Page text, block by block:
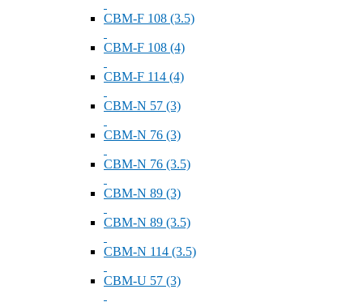
СВМ-F 108 (3.5)
СВМ-F 108 (4)
СВМ-F 114 (4)
СВМ-N 57 (3)
СВМ-N 76 (3)
СВМ-N 76 (3.5)
СВМ-N 89 (3)
СВМ-N 89 (3.5)
СВМ-N 114 (3.5)
СВМ-U 57 (3)